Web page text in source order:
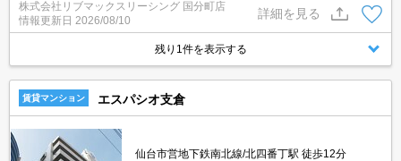
ー・コンビニ・ドラッグストア・大学病院・郵便局等があり便利な
住環境です。
株式会社リブマックスリーシング 国分町店
情報更新日 2026/08/10
詳細を見る
残り1件を表示する
賃貸マンション エスパシオ支倉
仙台市営地下鉄南北線/北四番丁駅 徒歩12分